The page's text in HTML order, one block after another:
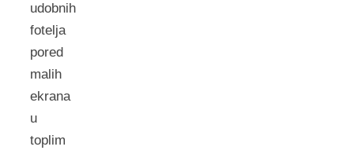
udobnih
fotelja
pored
malih
ekrana
u
toplim